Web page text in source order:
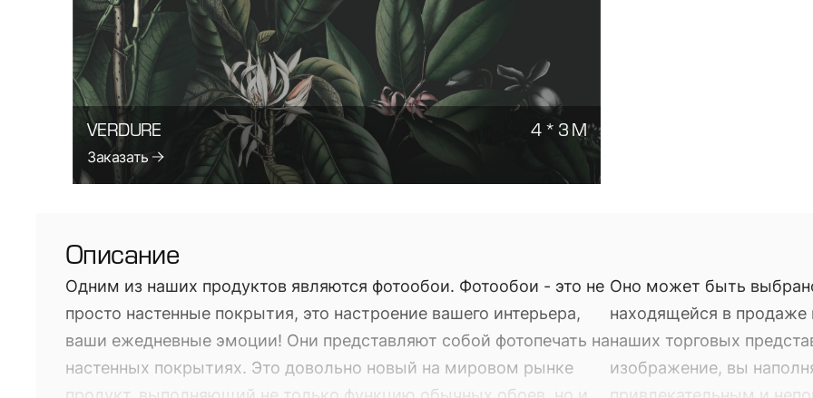
VERDURE 4 * 3 М
Заказать
Описание
Одним из наших продуктов являются фотообои. Фотообои - это не
просто настенные покрытия, это настроение вашего интерьера,
ваши ежедневные эмоции! Они представляют собой фотопечать на
настенных покрытиях. Это довольно новый на мировом рынке
Оно может быть
находящейся в продаже
наших торговых
изображение, вы